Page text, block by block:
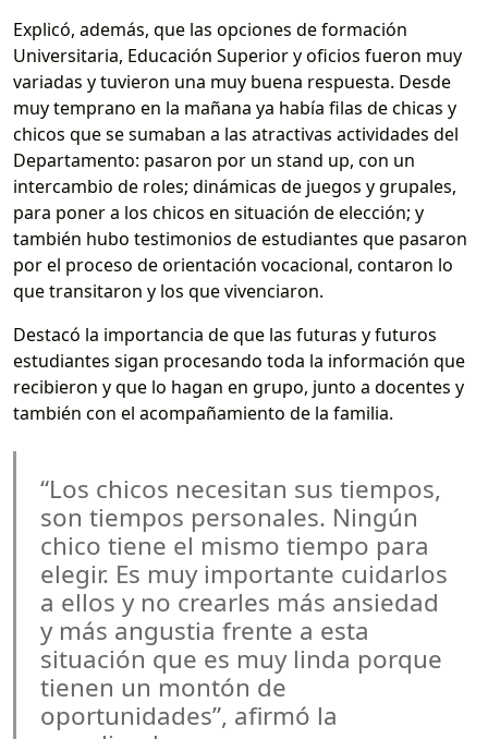
Explicó, además, que las opciones de formación
Universitaria, Educación Superior y oficios fueron muy
variadas y tuvieron una muy buena respuesta. Desde
muy temprano en la mañana ya había filas de chicas y
chicos que se sumaban a las atractivas actividades del
Departamento: pasaron por un stand up, con un
intercambio de roles; dinámicas de juegos y grupales,
para poner a los chicos en situación de elección; y
también hubo testimonios de estudiantes que pasaron
por el proceso de orientación vocacional, contaron lo
que transitaron y los que vivenciaron.
Destacó la importancia de que las futuras y futuros
estudiantes sigan procesando toda la información que
recibieron y que lo hagan en grupo, junto a docentes y
también con el acompañamiento de la familia.
“Los chicos necesitan sus tiempos,
son tiempos personales. Ningún
chico tiene el mismo tiempo para
elegir. Es muy importante cuidarlos
a ellos y no crearles más ansiedad
y más angustia frente a esta
situación que es muy linda porque
tienen un montón de
oportunidades”, afirmó la